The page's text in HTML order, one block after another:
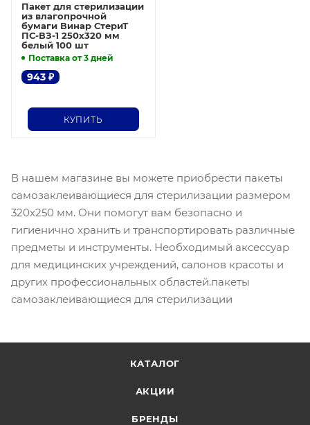
Пакет для стерилизации
из влагопрочной
бумаги Винар СтериТ
ПС-ВЗ-1 250х320 мм
белый 100 шт
Поставка от 3 дней
943 ₽
КУПИТЬ
В нашем магазине вы можете приобрести пакеты
самозаклеивающиеся для стерилизации размером
320х250 мм. Они помогут вам безопасно и
гигиенично хранить и транспортировать различные
предметы и инструменты. Необходимый аксессуар
для медицинских учреждений, салонов красоты и
других профессиональных областей.пакеты
самозаклеивающиеся для стерилизации
КАТАЛОГ
АКЦИИ
БРЕНДЫ